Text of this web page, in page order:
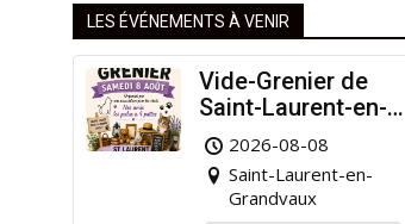
LES ÉVÉNEMENTS À VENIR
Vide-Grenier de
Saint-Laurent-en-
Grandvaux : Venez
chiner pour la bonne
cause !
2026-08-08
Saint-Laurent-en-
Grandvaux